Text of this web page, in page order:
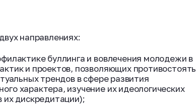
направлениях:
буллинга и вовлечения молодежи в
и проектов, позволяющих противостоять
трендов в сфере развития
характера, изучение их идеологических
дискредитации);